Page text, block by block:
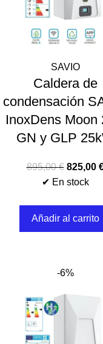
SAVIO
Caldera de
condensación
InoxDens Moon
GN y GLP
895,00€ 825,00
✔ En stock
Añadir al carrito
-6%